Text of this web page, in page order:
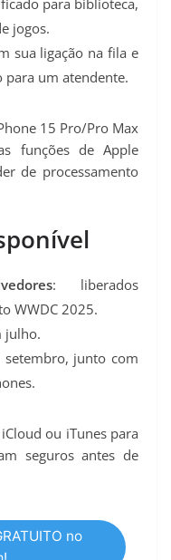
para biblioteca,
jogos.
sua ligação na fila e
um atendente.
15 Pro/Pro Max
funções de Apple
de processamento
: liberados
WWDC 2025.
julho.
setembro, junto com
ou iTunes para
seguros antes de
no